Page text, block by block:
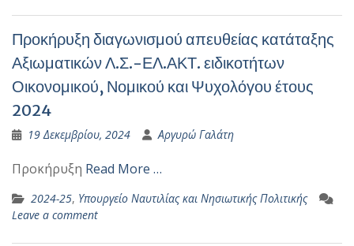
Προκήρυξη διαγωνισμού απευθείας κατάταξης
Αξιωματικών Λ.Σ.-ΕΛ.ΑΚΤ. ειδικοτήτων
Οικονομικού, Νομικού και Ψυχολόγου έτους
2024
19 Δεκεμβρίου, 2024 Αργυρώ Γαλάτη
Προκήρυξη Read More …
2024-25, Υπουργείο Ναυτιλίας και Νησιωτικής Πολιτικής
Leave a comment